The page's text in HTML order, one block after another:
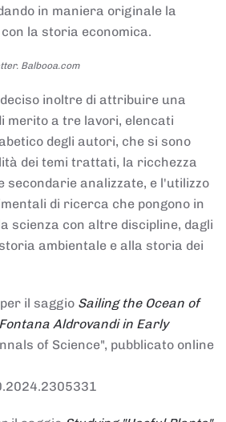
in maniera originale la
la storia economica.
Balbooa.com
inoltre di attribuire una
merito a tre lavori, elencati
degli autori, che si sono
dei temi trattati, la ricchezza
secondarie analizzate, e l'utilizzo
di ricerca che pongono in
scienza con altre discipline, dagli
ambientale e alla storia dei
per il saggio Sailing the Ocean of
Aldrovandi in Early
of Science", pubblicato online